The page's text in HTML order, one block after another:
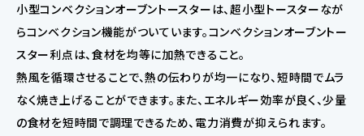
小型コンベクションオーブントースターは、超小型トースターなが
らコンベクション機能がついています。コンベクションオーブントー
スター利点は、食材を均等に加熱できること。
熱風を循環させることで、熱の伝わりが均一になり、短時間でムラ
なく焼き上げることができます。また、エネルギー効率が良く、少量
の食材を短時間で調理できるため、電力消費が抑えられます。